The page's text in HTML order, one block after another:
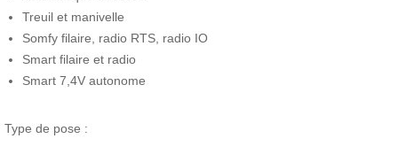
Treuil et manivelle
Somfy filaire, radio RTS, radio IO
Smart filaire et radio
Smart 7,4V autonome
Type de pose :